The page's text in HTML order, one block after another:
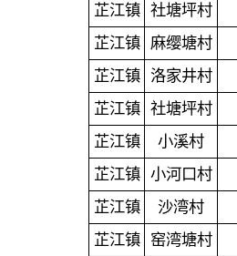
芷江镇
社塘坪村
芷江镇
麻缨塘村
芷江镇
洛家井村
芷江镇
社塘坪村
芷江镇
小溪村
芷江镇
小河口村
芷江镇
沙湾村
芷江镇
窑湾塘村